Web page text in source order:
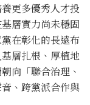
更多優秀人才投
層實力尚未穩固
在彰化的長遠布
層扎根、厚植地
向「聯合治理、
、跨黨派合作與